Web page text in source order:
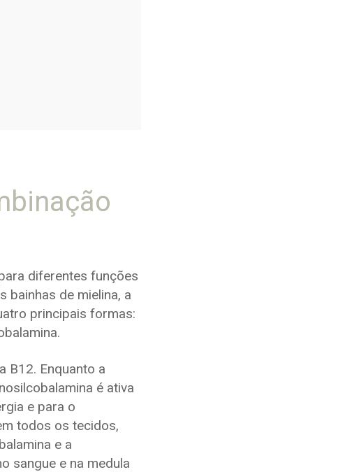
diferentes funções
bainhas de mielina, a
principais formas:
B12. Enquanto a
é ativa
e para o
todos os tecidos,
e a
sangue e na medula